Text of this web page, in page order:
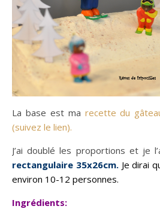
La base est ma recette du
(suivez le lien).
J’ai doublé les proportions et je
rectangulaire 35x26cm. Je dirai
environ 10-12 personnes.
Ingrédients: